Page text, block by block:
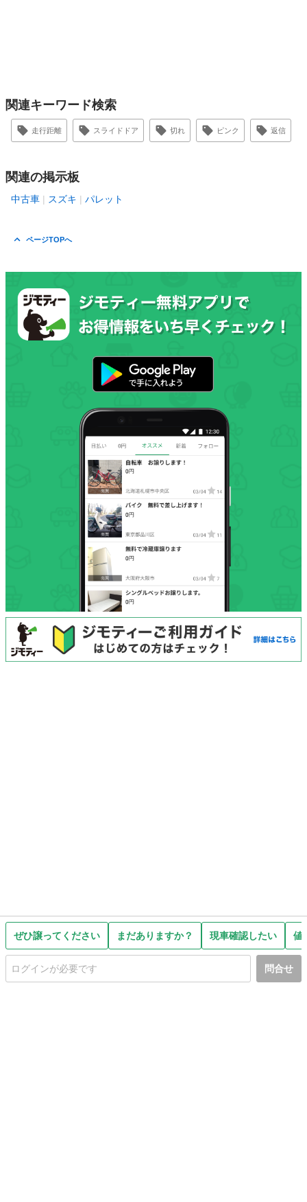
ぜひ譲ってください まだありますか？ 現車確認したい 値
問合せ
関連キーワード検索
走行距離 スライドドア 切れ ピンク 返信
関連の掲示板
中古車 スズキ パレット
ページTOPへ